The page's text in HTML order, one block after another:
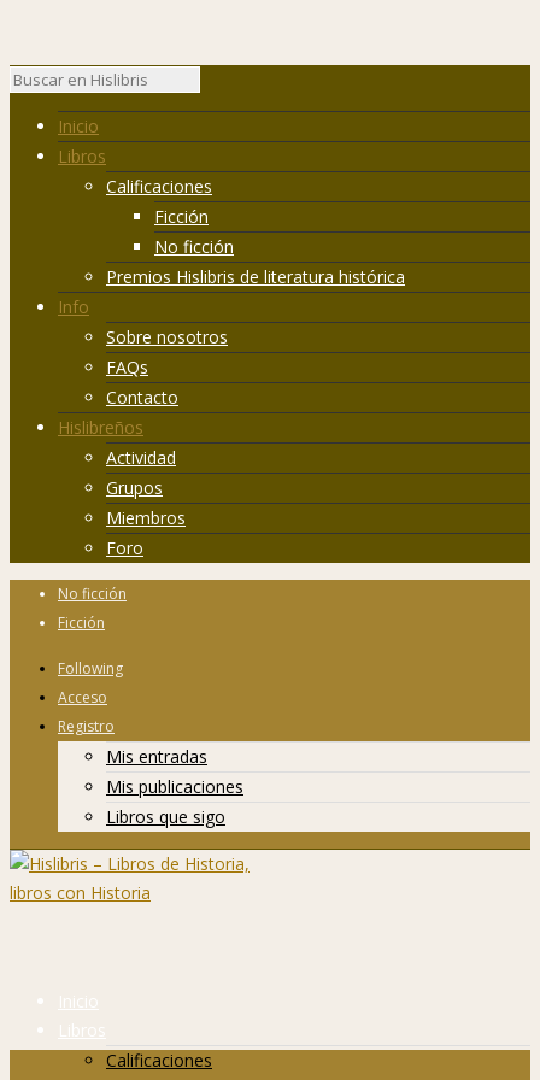
Inicio
Libros
Calificaciones
Ficción
No ficción
Premios Hislibris de literatura histórica
Info
Sobre nosotros
FAQs
Contacto
Hislibreños
Actividad
Grupos
Miembros
Foro
No ficción
Ficción
Following
Acceso
Registro
Mis entradas
Mis publicaciones
Libros que sigo
Inicio
Libros
Calificaciones